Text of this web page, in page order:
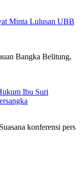
Minta Lulusan UBB
Bangka Belitung,
Ibu Suri
konferensi pers